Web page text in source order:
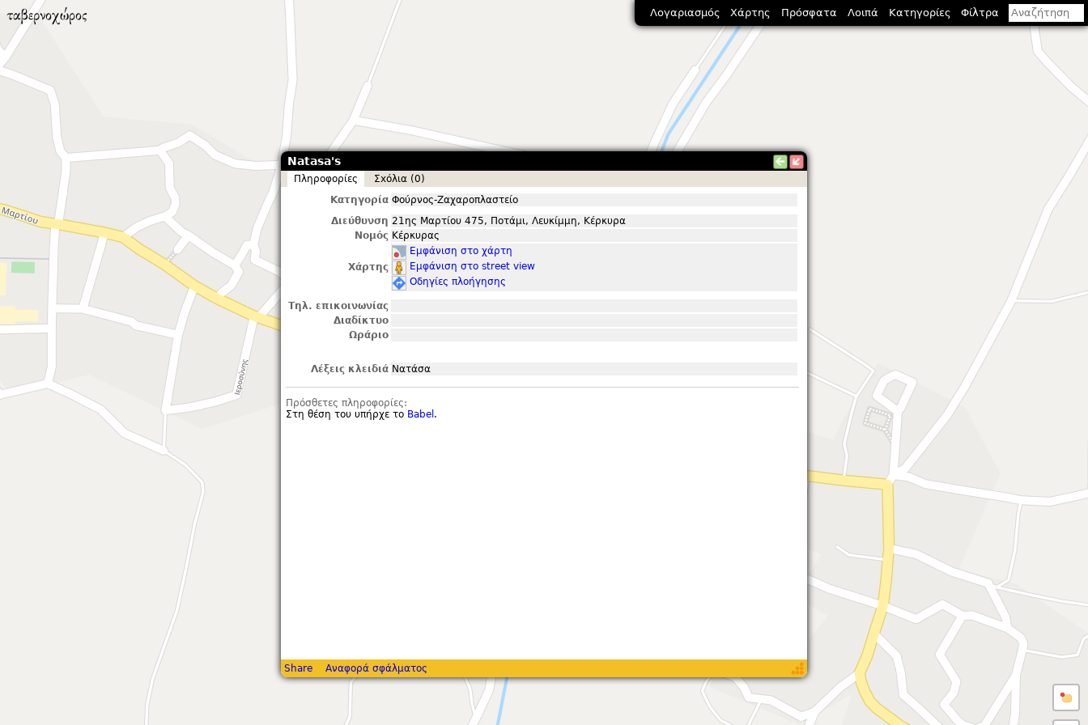
Natasa's
Πληροφορίες
Σxόλια (0)
Κατηγορία Φούρνος-Ζαχαροπλαστείο
Διεύθυνση 21ης Μαρτίου 475, Ποτάμι, Λευκίμμη, Κέρκυρα
Νομός Κέρκυρας
Χάρτης
Εμφάνιση στο χάρτη
Εμφάνιση στο street view
Οδηγίες πλοήγησης
Τηλ. επικοινωνίας
Διαδίκτυο
Ωράριο
Λέξεις κλειδιά Νατάσα
Πρόσθετες πληροφορίες:
Στη θέση του υπήρχε το Babel .
Share Αναφορά σφάλματος
Λογαριασμός Χάρτης Πρόσφατα Λοιπά Κατηγορίες Φίλτρα